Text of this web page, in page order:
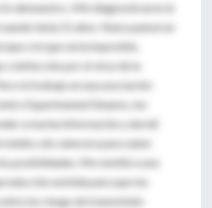
lo demuestra. «Me diagnosticaron la
tenía 21 años. Nunca pensé en
creí que sería imposible,
coinfección por el virus de la
mi trabajo en una asociación
Experimental Dinamo, me
a mucha información y decidí
médico de cabecera para saber
posibilidades. Me remitió a una
asistida para que me
los riesgo de transmisión